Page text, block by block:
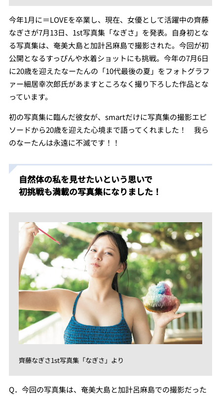
今年1月に＝LOVEを卒業し、現在、女優として活躍中の齊藤
なぎさが7月13日、1st写真集「なぎさ」を発表。自身初とな
る写真集は、奄美大島と加計呂麻島で撮影された。今回が初
公開となるすっぴんや水着ショットにも挑戦。今年の7月6日
に20歳を迎えたなーたんの「10代最後の夏」をフォトグラフ
ァー細居幸次郎氏があますところなく撮り下ろした作品とな
っています。
初の写真集に臨んだ彼女が、smartだけに写真集の撮影エピ
ソードから20歳を迎えた心境まで語ってくれました！ 我ら
のなーたんは永遠に不滅です！！
自然体の私を見せたいという思いで
初挑戦も満載の写真集になりました！
齊藤なぎさ1st写真集「なぎさ」より
Q．今回の写真集は、奄美大島と加計呂麻島での撮影だった